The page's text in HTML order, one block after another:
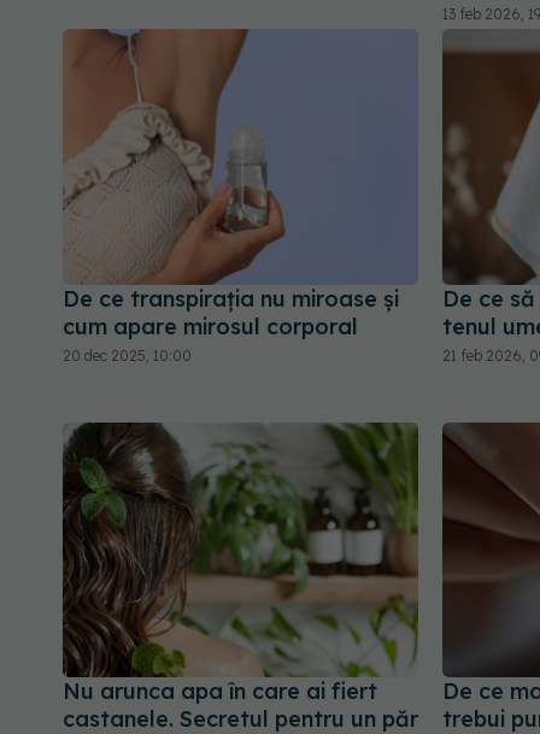
13 feb 2026,
De ce transpirația nu miroase și
cum apare mirosul corporal
20 dec 2025, 10:00
De ce
tenul
21 feb 2026,
Nu arunca apa în care ai fiert
castanele. Secretul pentru un păr
De ce
trebui